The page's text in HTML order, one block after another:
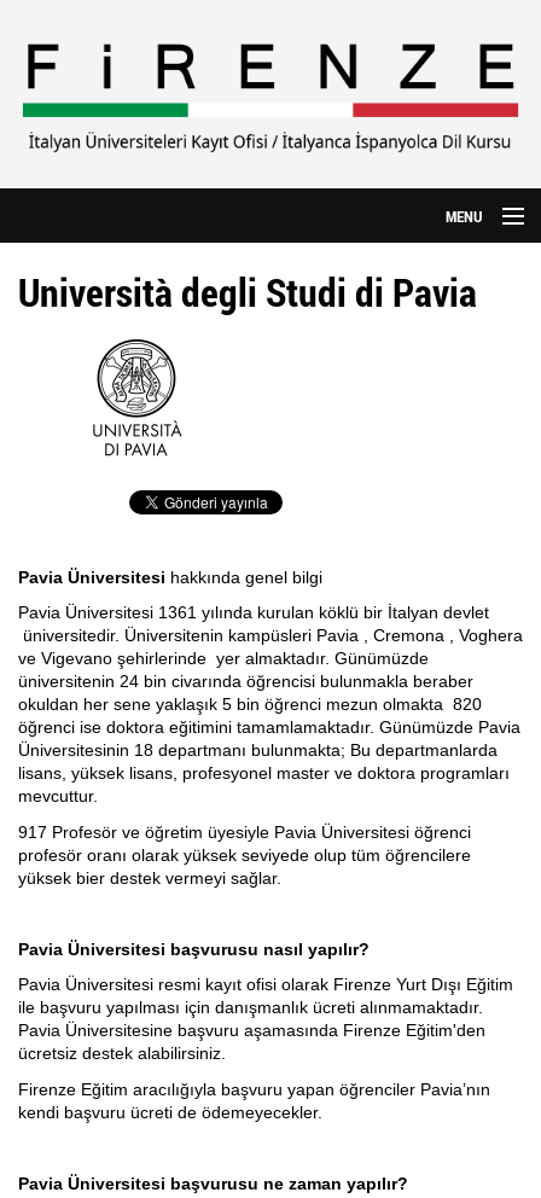
MENU
CILS Sınavı
Yurtdışı Eğitim
İspanyolca Kursu
Burs Yarışmaları
İtalyan Devlet Üniversiteleri
İtalyan Üniversitelerine Hazırlık
Dil Okulları
Yaz Okulu
İletişim
Università degli Studi di Pavia
Pavia Üniversitesi hakkında genel bilgi
Pavia Üniversitesi 1361 yılında kurulan köklü bir İtalyan devlet
üniversitedir. Üniversitenin kampüsleri Pavia , Cremona , Voghera
ve Vigevano şehirlerinde yer almaktadır. Günümüzde
üniversitenin 24 bin civarında öğrencisi bulunmakla beraber
okuldan her sene yaklaşık 5 bin öğrenci mezun olmakta 820
öğrenci ise doktora eğitimini tamamlamaktadır. Günümüzde Pavia
Üniversitesinin 18 departmanı bulunmakta; Bu departmanlarda
lisans, yüksek lisans, profesyonel master ve doktora programları
mevcuttur.
917 Profesör ve öğretim üyesiyle Pavia Üniversitesi öğrenci
profesör oranı olarak yüksek seviyede olup tüm öğrencilere
yüksek bier destek vermeyi sağlar.
Pavia Üniversitesi başvurusu nasıl yapılır?
Pavia Üniversitesi resmi kayıt ofisi olarak Firenze Yurt Dışı Eğitim
ile başvuru yapılması için danışmanlık ücreti alınmamaktadır.
Pavia Üniversitesine başvuru aşamasında Firenze Eğitim'den
ücretsiz destek alabilirsiniz.
Firenze Eğitim aracılığıyla başvuru yapan öğrenciler Pavia’nın
kendi başvuru ücreti de ödemeyecekler.
Pavia Üniversitesi başvurusu ne zaman yapılır?